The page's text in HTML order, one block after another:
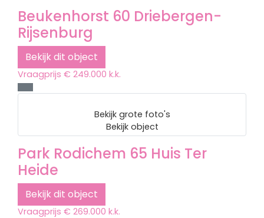
Beukenhorst 60 Driebergen-
Rijsenburg
Bekijk dit object
Vraagprijs € 249.000 k.k.
Bekijk grote foto's
Bekijk object
Park Rodichem 65 Huis Ter
Heide
Bekijk dit object
Vraagprijs € 269.000 k.k.